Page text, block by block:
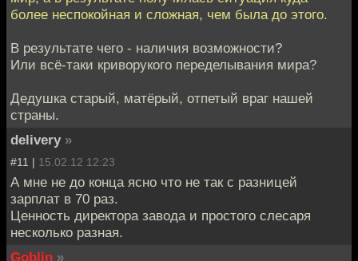
более неспокойная и сложная, чем была до этого.
В результате чего - наличия возможности?
Или всё-таки криворукого переделывания мира?
Дедушка старый, матёрый, отпетый враг нашей
страны.
delivery »
#11 | 15.02.12 12:23
А мне не до конца ясно что не так с разницей
зарплат в 70 раз.
Ценность директора завода и простого слесаря
несколько разная.
Goblin »